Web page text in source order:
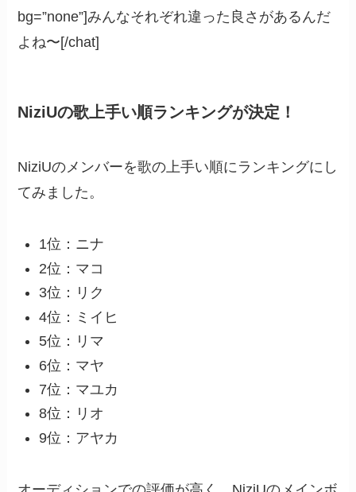
bg=”none”]みんなそれぞれ違った良さがあるんだ
よね〜[/chat]
NiziUの歌上手い順ランキングが決定！
NiziUのメンバーを歌の上手い順にランキングにし
てみました。
1位：ニナ
2位：マコ
3位：リク
4位：ミイヒ
5位：リマ
6位：マヤ
7位：マユカ
8位：リオ
9位：アヤカ